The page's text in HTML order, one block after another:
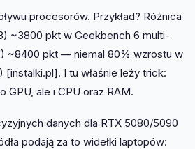
procesorów. Przykład? Różnica
~3800 pkt w Geekbench 6 multi-
~8400 pkt — niemal 80% wzrostu w
I tu właśnie leży trick:
GPU, ale i CPU oraz RAM.
danych dla RTX 5080/5090
podają za to widełki laptopów: